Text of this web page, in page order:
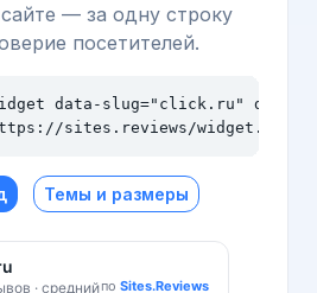
— за одну строку
посетителей.
data-slug="click.ru" data-
sites.reviews/widget.js"
Темы и размеры